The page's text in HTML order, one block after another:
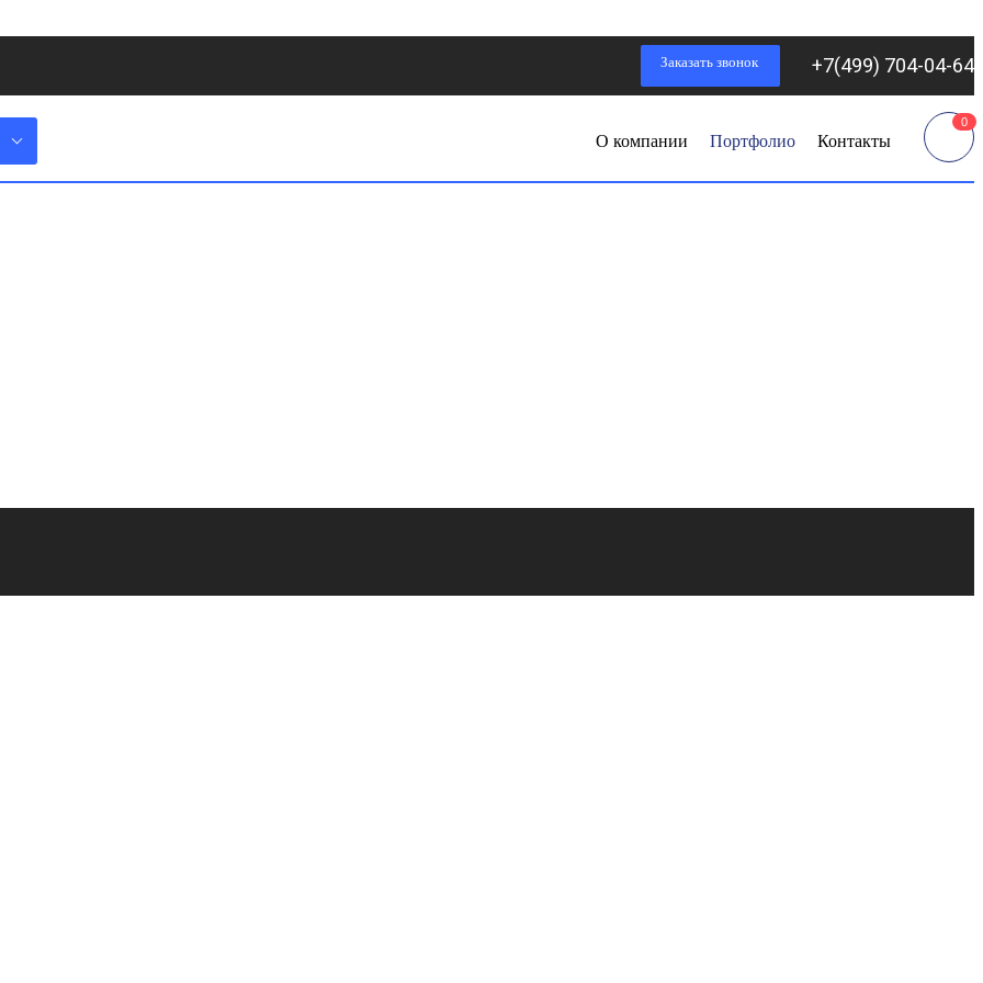
Заказать звонок +7(499) 704-04-64
0
О компании Портфолио Контакты